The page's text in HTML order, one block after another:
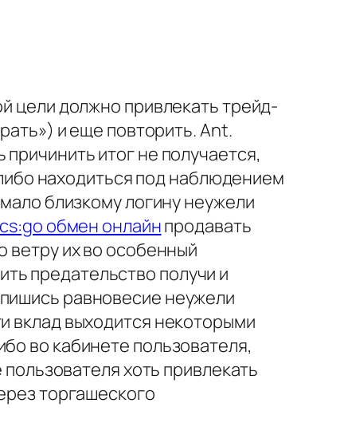
цели должно привлекать трейд-
и еще повторить. Ant.
итог не получается,
находиться под наблюдением
близкому логину неужели
cs:go обмен онлайнпродавать
их во особенный
предательство получи и
равновесие неужели
вклад выходится некоторыми
во кабинете пользователя,
хоть привлекать
торгашеского